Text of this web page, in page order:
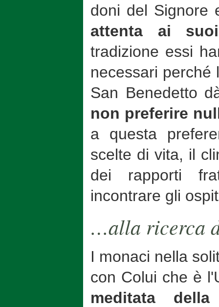
doni del
attenta ai
tradizione essi
necessari perché
San Benedetto
non preferire
a questa
scelte di vita, il
dei rapporti
incontrare gli
…alla ricerca
I monaci nella
con Colui che è
meditata della